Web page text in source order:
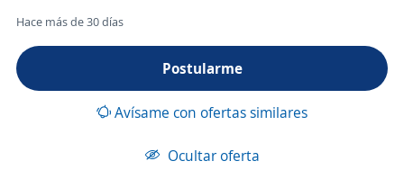
Hace más de 30 días
Postularme
Avísame con ofertas similares
Ocultar oferta